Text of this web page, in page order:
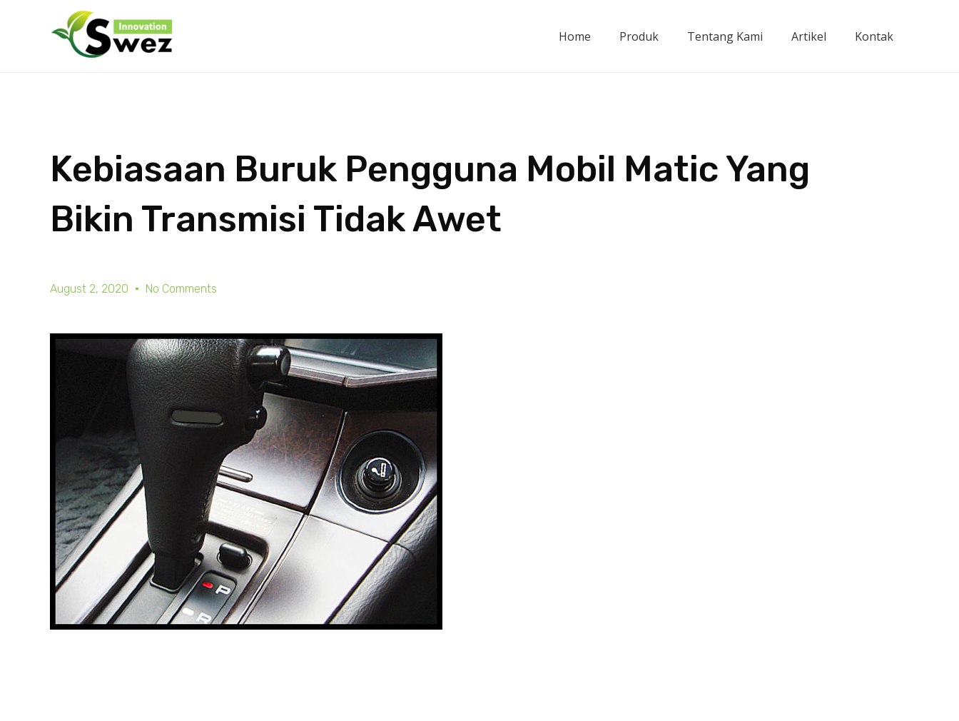
Home Produk Tentang Kami Artikel Kontak
Kebiasaan Buruk Pengguna Mobil Matic Yang
Bikin Transmisi Tidak Awet
August 2, 2020 No Comments